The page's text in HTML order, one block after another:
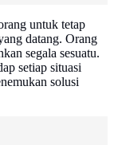
untuk tetap
datang. Orang
segala sesuatu.
setiap situasi
solusi